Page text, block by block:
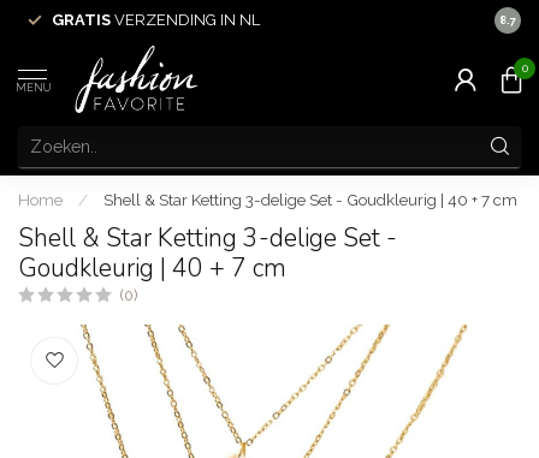
GRATIS VERZENDING IN NL 8.7
MENU
0
Home / Shell & Star Ketting 3-delige Set - Goudkleurig | 40 + 7 cm
Shell & Star Ketting 3-delige Set -
Goudkleurig | 40 + 7 cm
(0)